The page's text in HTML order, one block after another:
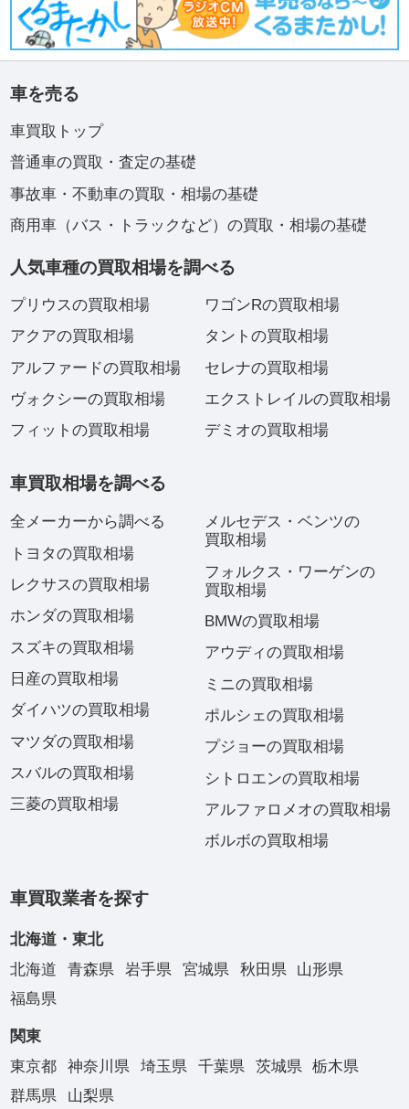
車を売る
車買取トップ
普通車の買取・査定の基礎
事故車・不動車の買取・相場の基礎
商用車（バス・トラックなど）の買取・相場の基礎
人気車種の買取相場を調べる
プリウスの買取相場
アクアの買取相場
アルファードの買取相場
ヴォクシーの買取相場
フィットの買取相場
ワゴンRの買取相場
タントの買取相場
セレナの買取相場
エクストレイルの買取相場
デミオの買取相場
車買取相場を調べる
全メーカーから調べる
トヨタの買取相場
レクサスの買取相場
ホンダの買取相場
スズキの買取相場
日産の買取相場
ダイハツの買取相場
マツダの買取相場
スバルの買取相場
三菱の買取相場
メルセデス・ベンツの
買取相場
フォルクス・ワーゲンの
買取相場
BMWの買取相場
アウディの買取相場
ミニの買取相場
ポルシェの買取相場
プジョーの買取相場
シトロエンの買取相場
アルファロメオの買取相場
ボルボの買取相場
車買取業者を探す
北海道・東北
北海道
青森県 岩手県 宮城県 秋田県
山形県
福島県
関東
東京都
神奈川県 埼玉県 千葉県 茨城県
栃木県
群馬県
山梨県